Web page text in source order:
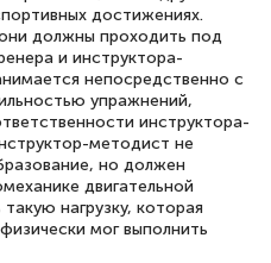
достижениях.
должны проходить под
и инструктора-
непосредственно с
упражнений,
инструктора-
методист не
но должен
двигательной
нагрузку, которая
мог выполнить